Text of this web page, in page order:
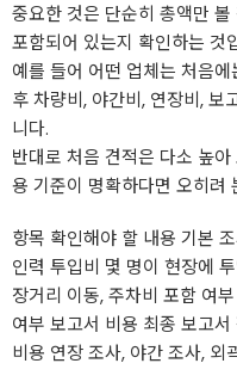
중요한 것은 단순히 총액만
포함되어 있는지 확인하는 것
예를 들어 어떤 업체는 처음
후 차량비, 야간비, 연장비, 보
니다.
반대로 처음 견적은 다소 높
용 기준이 명확하다면 오히려
항목 확인해야 할 내용 기본
인력 투입비 몇 명이 현장에
장거리 이동, 주차비 포함 여
여부 보고서 비용 최종 보고
비용 연장 조사, 야간 조사, 외